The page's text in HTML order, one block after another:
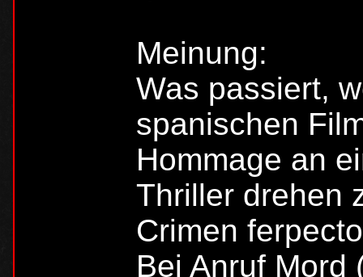
Meinung:
Was passiert,
spanischen
Hommage an
Thriller drehen
Crimen
Bei Anruf Mord